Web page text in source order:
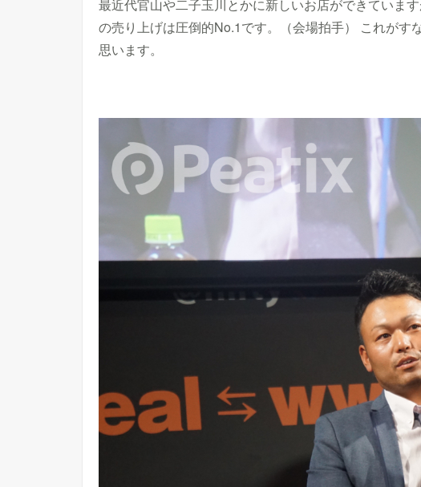
最近代官山や二子玉川とかに新しいお店ができていま
の売り上げは圧倒的No.1です。（会場拍手） これがす
思います。